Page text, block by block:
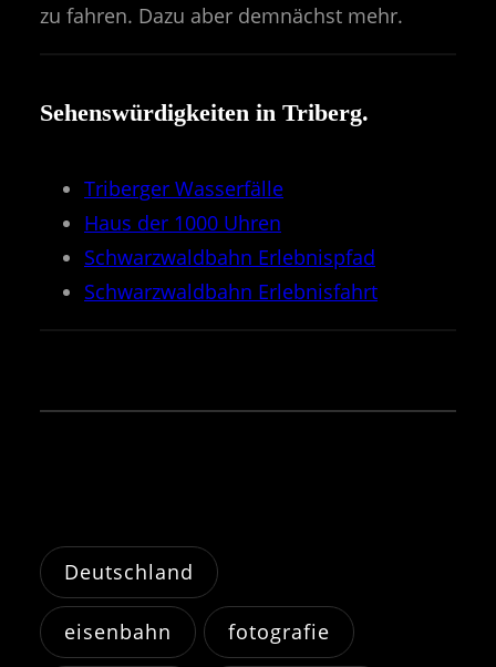
zu fahren. Dazu aber demnächst mehr.
Sehenswürdigkeiten in Triberg.
Triberger Wasserfälle
Haus der 1000 Uhren
Schwarzwaldbahn Erlebnispfad
Schwarzwaldbahn Erlebnisfahrt
Deutschland
eisenbahn fotografie